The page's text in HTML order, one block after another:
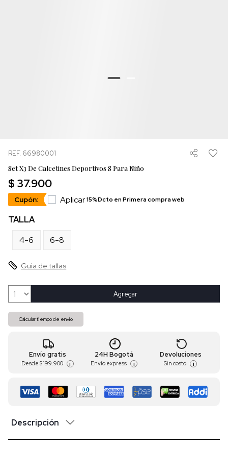
REF. 66980001
Set X3 De Calcetines Deportivos S Para Niño
$ 37.900
Cupón: Aplicar15%Dcto en Primera compra web
TALLA
4-6
6-8
Guia de tallas
Agregar
Calcular tiempo de envío
Envío gratis
Desde $ 199.900 i
24H Bogotá
Envío express i
Devoluciones
Sin costo i
Descripción